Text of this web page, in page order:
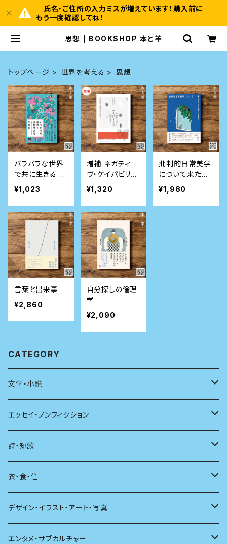
氏名・ご住所の入力ミスが増えています！購入前に
もう一度確認してね！
思想 | BOOKSHOP 本と羊
トップページ 世界を考える 思想
バラバラな世界
で共に生きる リ
チャード・ローテ
ィの哲学 (NHK
出版新書)
¥1,023
増補 ネガティ
ヴ・ケイパビリテ
ィで生きる 答え
を急がず立ち止
まる力
¥1,320
批判的日常美学
について――来たる
べき「ふつうの暮
らし」を求めて
¥1,980
言葉と出来事
¥2,860
自分探しの倫理
学
¥2,090
CATEGORY
文学・小説
日本
海外
日本語
文学理論
評論
エッセイ・ノンフィクション
エッセイ
日記
ノンフィクション
その他
詩・短歌
詩
短歌
その他
衣・食・住
着る
食べる
デザイン・イラスト・アート・写真
デザイン
エンタメ・サブカルチャー